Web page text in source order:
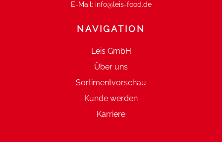
E-Mail: info@leis-food.de
NAVIGATION
Leis GmbH
Über uns
Sortimentvorschau
Kunde werden
Karriere